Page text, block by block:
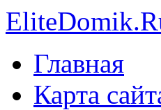
Главная
Карта